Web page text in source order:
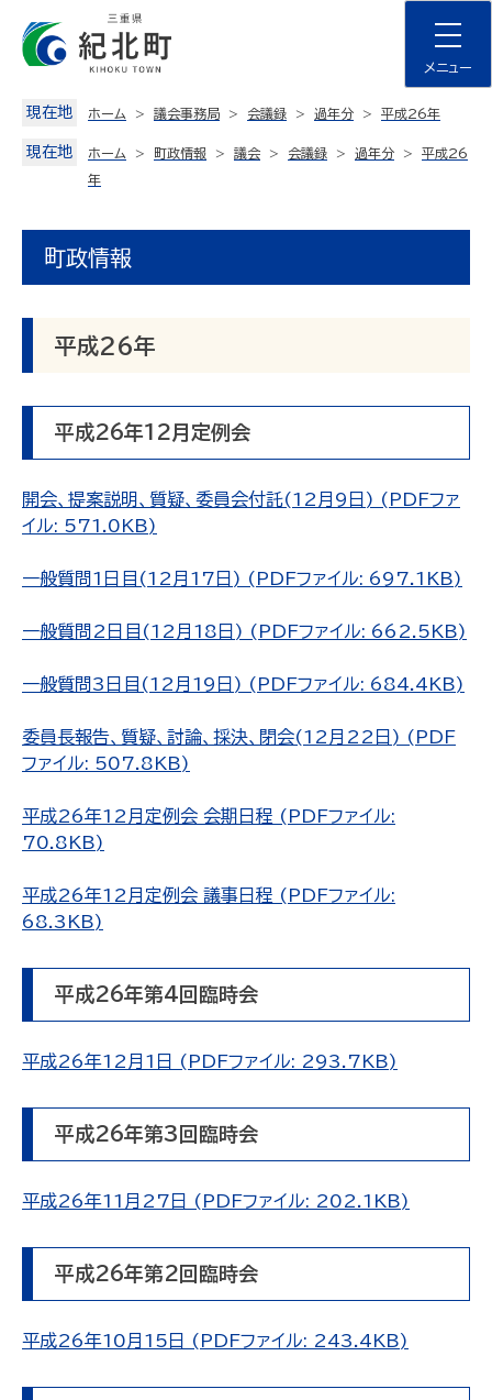
content
メニュー
現在地 ホーム 議会事務局 会議録 過年分 平成26年
現在地 ホーム 町政情報 議会 会議録 過年分
平成26
年
町政情報
平成26年
平成26年12月定例会
開会、提案説明、質疑、委員会付託(12月9日) (PDFファ
イル: 571.0KB)
一般質問1日目(12月17日) (PDFファイル: 697.1KB)
一般質問2日目(12月18日) (PDFファイル: 662.5KB)
一般質問3日目(12月19日) (PDFファイル: 684.4KB)
委員長報告、質疑、討論、採決、閉会(12月22日) (PDF
ファイル: 507.8KB)
平成26年12月定例会 会期日程 (PDFファイル:
70.8KB)
平成26年12月定例会 議事日程 (PDFファイル:
68.3KB)
平成26年第4回臨時会
平成26年12月1日 (PDFファイル: 293.7KB)
平成26年第3回臨時会
平成26年11月27日 (PDFファイル: 202.1KB)
平成26年第2回臨時会
平成26年10月15日 (PDFファイル: 243.4KB)